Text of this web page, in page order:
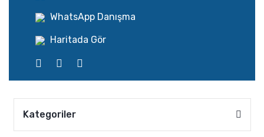
WhatsApp Danışma
Haritada Gör
Kategoriler